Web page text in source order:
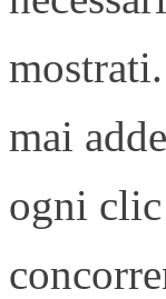
mai
ogni